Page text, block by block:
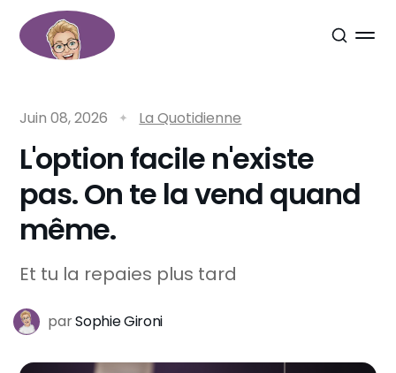
Juin 08, 2026 La Quotidienne
L'option facile n'existe
pas. On te la vend quand
même.
Et tu la repaies plus tard
parSophie Gironi